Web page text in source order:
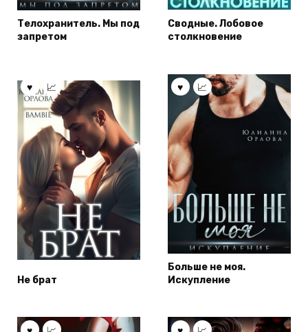
Телохранитель. Мы под
запретом
Сводные. Лобовое
столкновение
Не брат
Больше не моя.
Искупление